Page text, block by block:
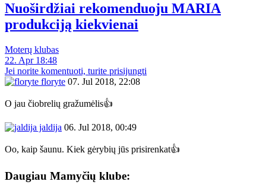
Nuoširdžiai rekomenduoju MARIA
produkciją kiekvienai
Moterų klubas
22. Apr 18:48
Jei norite komentuoti, turite prisijungti
floryte 07. Jul 2018, 22:08
O jau čiobrelių gražumėlis👍
jaldija 06. Jul 2018, 00:49
Oo, kaip šaunu. Kiek gėrybių jūs prisirenkat👍
Daugiau Mamyčių klube: